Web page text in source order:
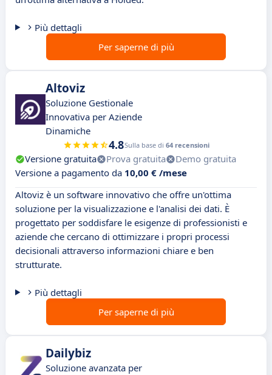
Più dettagli
Per saperne di più
Altoviz
Soluzione Gestionale
Innovativa per Aziende
Dinamiche
4.8Sulla base di 64 recensioni
Versione gratuita Prova gratuita
Demo gratuita
Versione a pagamento da 10,00 € /mese
Altoviz è un software innovativo che offre un'ottima
soluzione per la visualizzazione e l'analisi dei dati. È
progettato per soddisfare le esigenze di professionisti e
aziende che cercano di ottimizzare i propri processi
decisionali attraverso informazioni chiare e ben
strutturate.
Più dettagli
Per saperne di più
Dailybiz
Soluzione avanzata per